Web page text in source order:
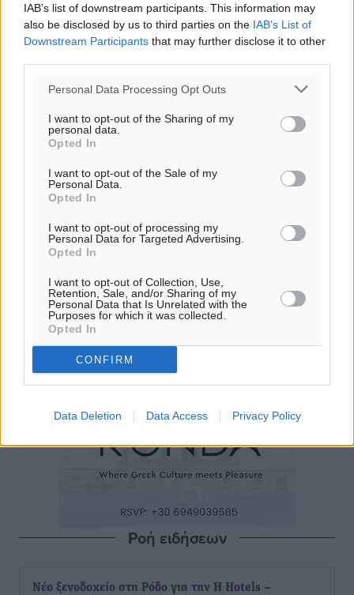
IAB’s list of downstream participants. This information may
also be disclosed by us to third parties on the IAB’s List of
Downstream Participants that may further disclose it to other
Personal Data Processing Opt Outs
I want to opt-out of the Sharing of my
personal data.
Opted In
I want to opt-out of the Sale of my
Personal Data.
Opted In
I want to opt-out of processing my
Personal Data for Targeted Advertising.
Opted In
I want to opt-out of Collection, Use,
Retention, Sale, and/or Sharing of my
Personal Data that Is Unrelated with the
Purposes for which it was collected.
Opted In
CONFIRM
Data Deletion Data Access Privacy Policy
Ροή ειδήσεων
Νέο ξενοδοχείο στη Ρόδο για την H Hotels –